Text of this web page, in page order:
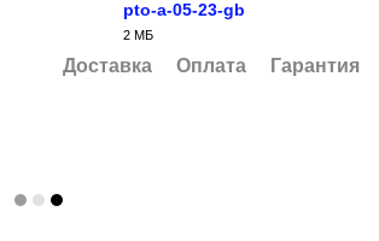
pto-a-05-23-gb
2 МБ
Доставка Оплата Гарантия